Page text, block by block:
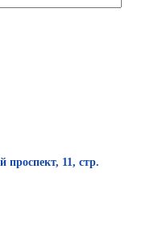
проспект, 11, стр.